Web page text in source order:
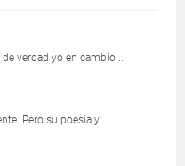
verdad yo en cambio...
Pero su poesía y ...